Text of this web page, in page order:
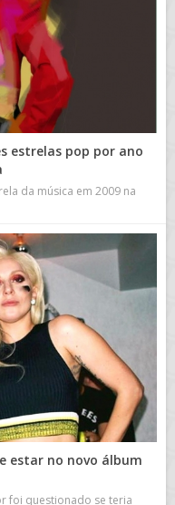
estrelas pop por ano
da música em 2009 na
estar no novo álbum
foi questionado se teria